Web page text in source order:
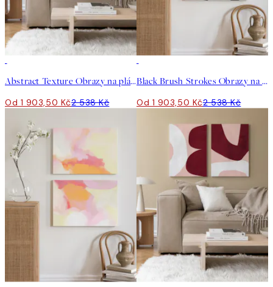
Abstract Texture Obrazy na plátně Duo
Od 1 903,50 Kč2 538 Kč
Black Brush Strokes Obrazy na plátně Duo
Od 1 903,50 Kč2 538 Kč